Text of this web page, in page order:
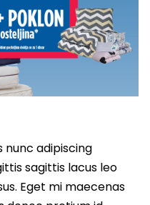
nunc adipiscing
sagittis lacus leo
Eget mi maecenas